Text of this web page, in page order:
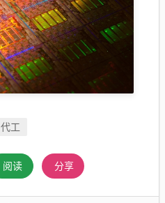
代工
阅读 分享